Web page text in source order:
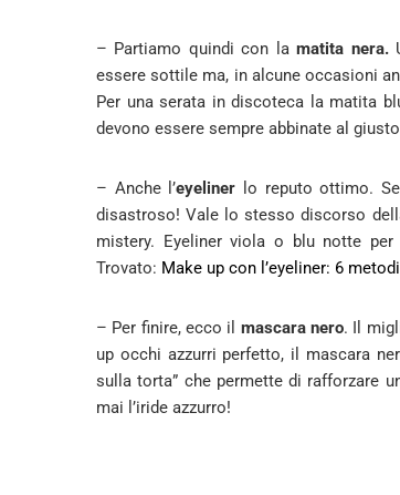
– Partiamo quindi con lamatita nera.
essere sottile ma, in alcune occasioni
Per una serata in discoteca la matita
devono essere sempre abbinate al
– Anche l’eyeliner lo reputo ottimo.
disastroso! Vale lo stesso discorso
mistery. Eyeliner viola o blu notte
Trovato: Make up con l’eyeliner: 6
– Per finire, ecco il mascara nero. Il
up occhi azzurri perfetto, il mascara
sulla torta” che permette di rafforzare
mai l’iride azzurro!